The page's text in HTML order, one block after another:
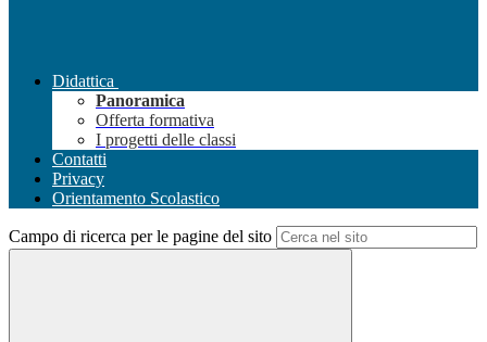
Didattica
Panoramica
Offerta formativa
I progetti delle classi
Contatti
Privacy
Orientamento Scolastico
Campo di ricerca per le pagine del sito